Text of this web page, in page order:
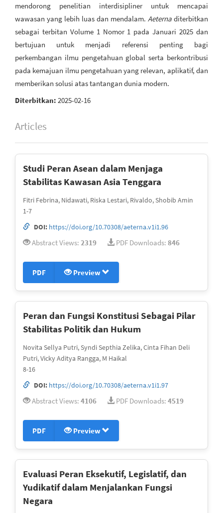
mendorong penelitian interdisipliner untuk mencapai
wawasan yang lebih luas dan mendalam. Aeterna diterbitkan
sebagai terbitan Volume 1 Nomor 1 pada Januari 2025 dan
bertujuan untuk menjadi referensi penting bagi
perkembangan ilmu pengetahuan global serta berkontribusi
pada kemajuan ilmu pengetahuan yang relevan, aplikatif, dan
memberikan solusi atas tantangan dunia modern.
Diterbitkan: 2025-02-16
Articles
Studi Peran Asean dalam Menjaga
Stabilitas Kawasan Asia Tenggara
Fitri Febrina, Nidawati, Riska Lestari, Rivaldo, Shobib Amin
1-7
DOI: https://doi.org/10.70308/aeterna.v1i1.96
Abstract Views: 2319 PDF Downloads: 846
PDF Preview
Peran dan Fungsi Konstitusi Sebagai Pilar
Stabilitas Politik dan Hukum
Novita Sellya Putri, Syndi Septhia Zelika, Cinta Fihan Deli
Putri, Vicky Aditya Rangga, M Haikal
8-16
DOI: https://doi.org/10.70308/aeterna.v1i1.97
Abstract Views: 4106 PDF Downloads: 4519
PDF Preview
Evaluasi Peran Eksekutif, Legislatif, dan
Yudikatif dalam Menjalankan Fungsi
Negara